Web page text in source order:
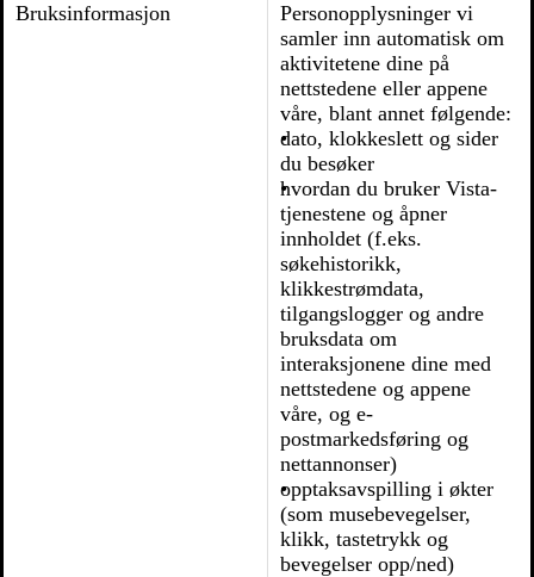
Bruksinformasjon
Personopplysninger vi
samler inn automatisk om
aktivitetene dine på
nettstedene eller appene
våre, blant annet følgende:
dato, klokkeslett og sider
du besøker
hvordan du bruker Vista-
tjenestene og åpner
innholdet (f.eks.
søkehistorikk,
klikkestrømdata,
tilgangslogger og andre
bruksdata om
interaksjonene dine med
nettstedene og appene
våre, og e-
postmarkedsføring og
nettannonser)
opptaksavspilling i økter
(som musebevegelser,
klikk, tastetrykk og
bevegelser opp/ned)